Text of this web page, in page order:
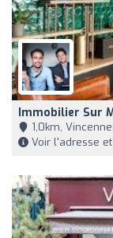
Immobilier Sur
1,0km,
Voir l'adresse